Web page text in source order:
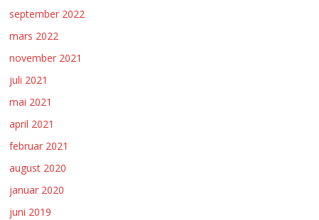
september 2022
mars 2022
november 2021
juli 2021
mai 2021
april 2021
februar 2021
august 2020
januar 2020
juni 2019